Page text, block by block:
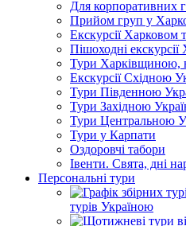
Для корпоративних
Прийом груп у
Екскурсії Харковом
Пішоходні
Тури Харківщиною,
Екскурсії Східною
Тури Південною
Тури Західною
Тури Центральною
Тури у Карпати
Оздоровчі табори
Івенти. Свята, дні
Персональні тури
турів Україною